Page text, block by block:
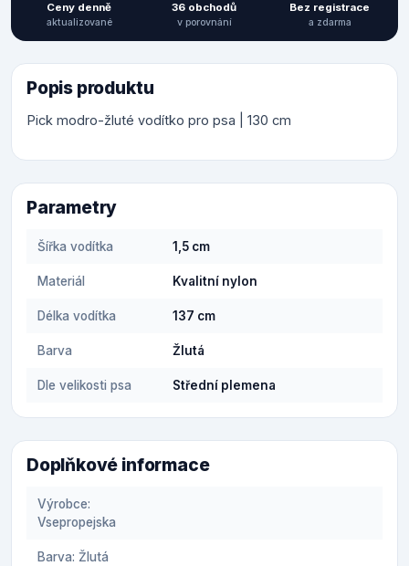
Ceny denně
aktualizované
36 obchodů
v porovnání
Bez registrace
a zdarma
Popis produktu
Pick modro-žluté vodítko pro psa | 130 cm
Parametry
Šířka vodítka 1,5 cm
Materiál Kvalitní nylon
Délka vodítka 137 cm
Barva Žlutá
Dle velikosti psa Střední plemena
Doplňkové informace
Výrobce:
Vsepropejska
Barva: Žlutá